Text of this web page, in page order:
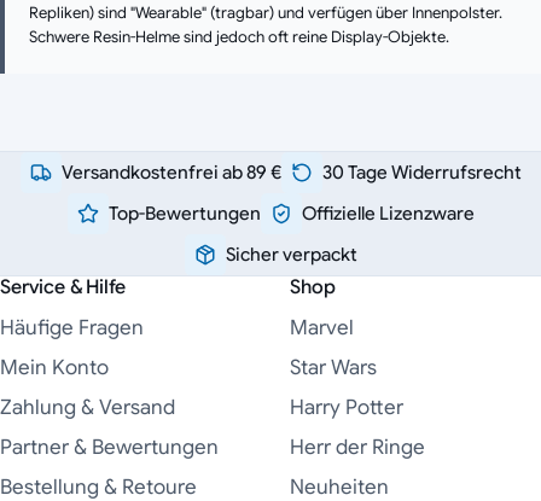
Repliken) sind "Wearable" (tragbar) und verfügen über Innenpolster.
Schwere Resin-Helme sind jedoch oft reine Display-Objekte.
Versandkostenfrei ab 89 €
30 Tage Widerrufsrecht
Top-Bewertungen
Offizielle Lizenzware
Sicher verpackt
Service & Hilfe
Häufige Fragen
Mein Konto
Zahlung & Versand
Partner & Bewertungen
Bestellung & Retoure
Shop
Marvel
Star Wars
Harry Potter
Herr der Ringe
Neuheiten